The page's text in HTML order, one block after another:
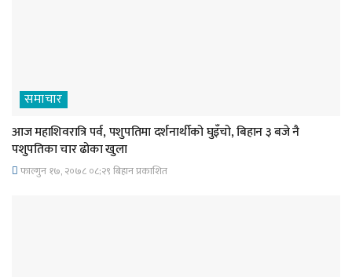
समाचार
आज महाशिवरात्रि पर्व, पशुपतिमा दर्शनार्थीको घुइँचो, बिहान ३ बजे नै
पशुपतिका चार ढोका खुला
फाल्गुन १७, २०७८ ०८;२९ बिहान प्रकाशित